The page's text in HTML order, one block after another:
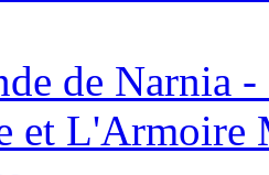
de Narnia
et L'Armoire